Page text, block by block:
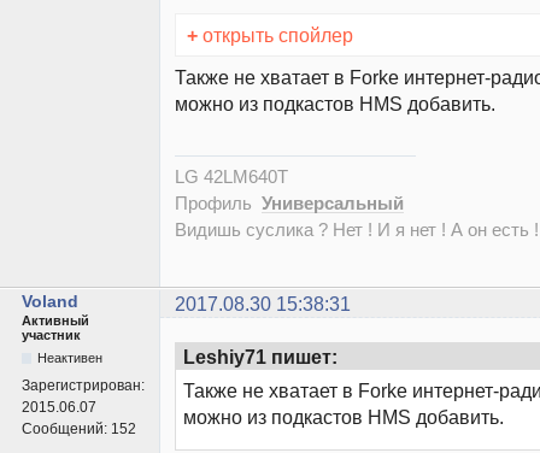
+ открыть спойлер
Также не хватает в Forke интернет-
можно из подкастов HMS добавить.
LG 42LM640T
Профиль Универсальный
Видишь суслика ? Нет ! И я нет ! А он есть
Voland 2017.08.30 15:38:31
Активный
участник
Неактивен
Зарегистрирован:
2015.06.07
Сообщений: 152
Leshiy71 пишет:
Также не хватает в Forke интернет-
можно из подкастов HMS добавить.